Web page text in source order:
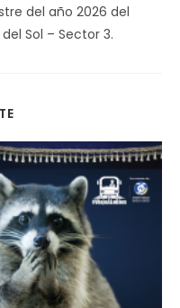
del año 2026 del
Sol – Sector 3.